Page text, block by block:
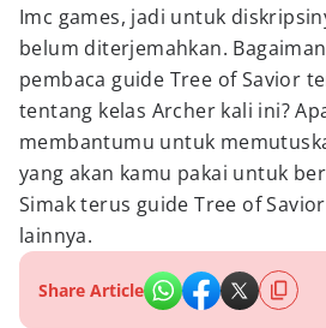
Imc games, jadi untuk
belum diterjemahkan.
pembaca guide Tree of Savior
tentang kelas Archer kali ini?
membantumu untuk
yang akan kamu pakai untuk
Simak terus guide Tree of
lainnya.
Share Article